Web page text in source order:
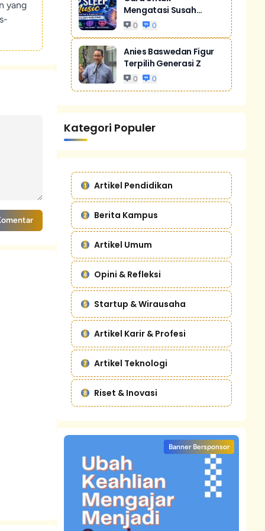
yang
Mengatasi Susah
Tidur Akibat Stres
0 0
Anies Baswedan Figur
Terpilih Generasi Z
0 0
Kategori Populer
Artikel Pendidikan
Berita Kampus
Artikel Umum
Opini & Refleksi
Startup & Wirausaha
Artikel Karir & Profesi
Artikel Teknologi
Riset & Inovasi
Banner Bersponsor